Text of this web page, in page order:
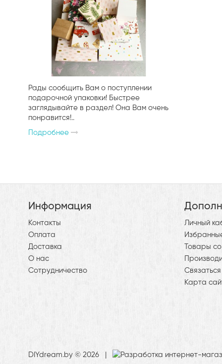
Рады сообщить Вам о поступлении
подарочной упаковки! Быстрее
заглядывайте в раздел! Она Вам очень
понравится!..
Подробнее
Информация
Контакты
Оплата
Доставка
О нас
Сотрудничество
Личный
Товары со
Карта
DIYdream.by © 2026 | Разработка интернет-